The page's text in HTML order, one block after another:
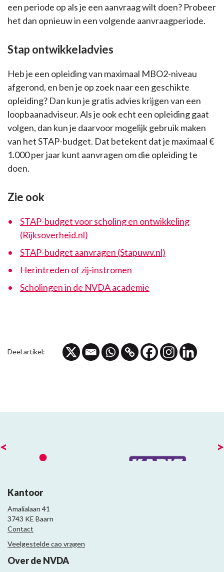
een periode op als je een aanvraag wilt doen? Probeer
het dan opnieuw in een volgende aanvraagperiode.
Stap ontwikkeladvies
Heb je een opleiding van maximaal MBO2-niveau
afgerond, en ben je op zoek naar een geschikte
opleiding? Dan kun je gratis advies krijgen van een
loopbaanadviseur. Als je ook echt een opleiding gaat
volgen, dan kun je daarvoor mogelijk gebruik maken
van het STAP-budget. Dat betekent dat je maximaal €
1.000 per jaar kunt aanvragen om die opleiding te
doen.
Zie ook
STAP-budget voor scholing en ontwikkeling
(Rijksoverheid.nl)
STAP-budget aanvragen (Stapuwv.nl)
Herintreden of zij-instromen
Scholingen in de NVDA academie
Deel artikel:
< >
Kantoor
Amalialaan 41
3743 KE Baarn
Contact
Veelgestelde cao vragen
Over de NVDA